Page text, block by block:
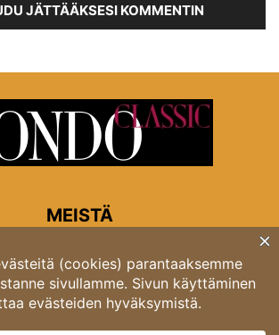
JÄTTÄÄKSESI KOMMENTIN
MEISTÄ
Rondon toimitus
6A 00520 Helsinki
puh. 03 4246 5318
asiakaspalvelu@rondo.fi